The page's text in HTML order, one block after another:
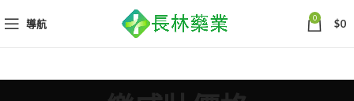
導航 0 $0